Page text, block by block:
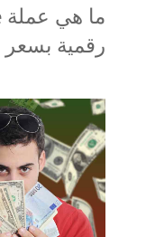
رقمية بسعر 64.43...